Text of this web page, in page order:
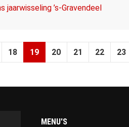
’s-Gravendeel
18 19 20 21 22 23
MENU'S